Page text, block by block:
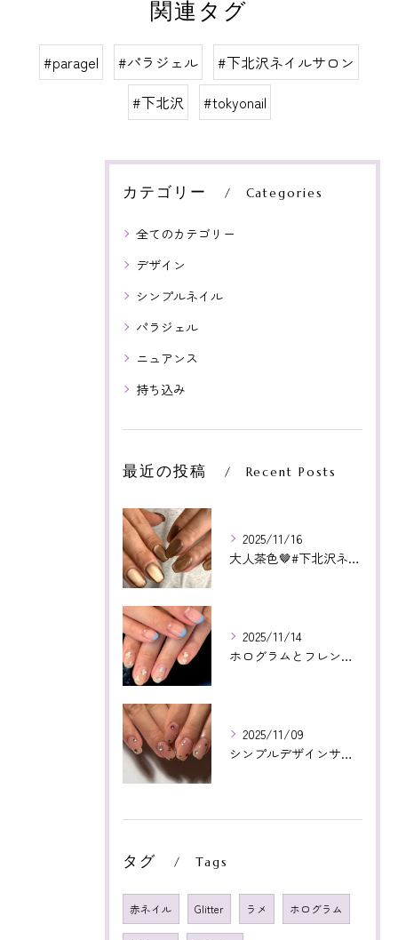
関連タグ
#paragel #パラジェル
#下北沢ネイルサロン
#下北沢
#tokyonail
カテゴリー Categories
全てのカテゴリー
デザイン
シンプルネイル
パラジェル
ニュアンス
持ち込み
最近の投稿 Recent Posts
2025/11/16
大人茶色🤎#下北沢ネイル#paragel#パラジェル#下北沢...
2025/11/14
ホログラムとフレンチ相性よかった😊いつもありがとうございます...
2025/11/09
シンプルデザインサンプルより！カラフルストーン🤩❤️いつもあ...
タグ Tags
赤ネイル Glitter ラメ ホログラム